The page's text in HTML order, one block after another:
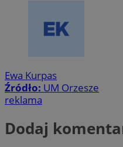
Ewa Kurpas
Źródło: UM Orzesze
reklama
Dodaj